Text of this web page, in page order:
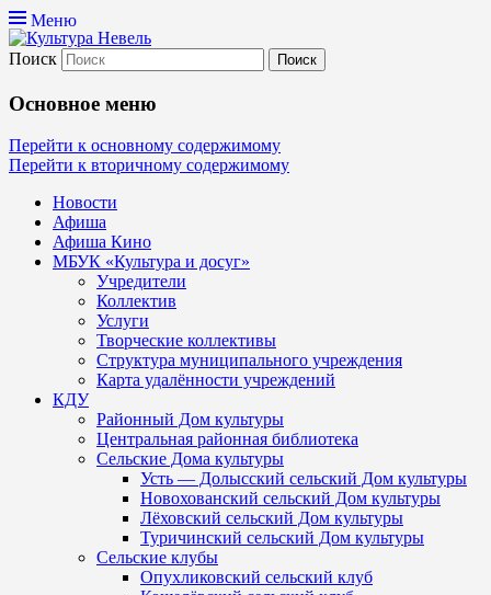
Меню
Культура Невель
МБУК Невельского района "Культура
и досуг"
Поиск
Основное меню
Перейти к основному содержимому
Перейти к вторичному содержимому
Новости
Афиша
Афиша Кино
МБУК «Культура и досуг»
Учредители
Коллектив
Услуги
Творческие коллективы
Структура муниципального учреждения
Карта удалённости учреждений
КДУ
Районный Дом культуры
Центральная районная библиотека
Сельские Дома культуры
Усть — Долысский сельский Дом культуры
Новохованский сельский Дом культуры
Лёховский сельский Дом культуры
Туричинский сельский Дом культуры
Сельские клубы
Опухликовский сельский клуб